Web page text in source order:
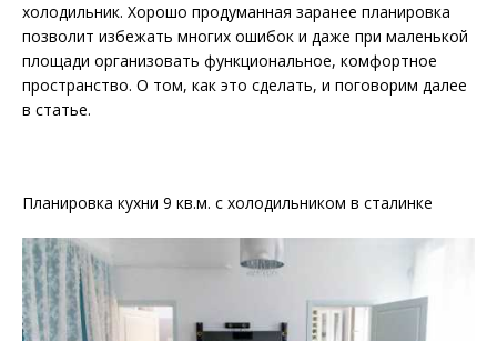
холодильник. Хорошо продуманная заранее планировка
позволит избежать многих ошибок и даже при маленькой
площади организовать функциональное, комфортное
пространство. О том, как это сделать, и поговорим далее
в статье.
Планировка кухни 9 кв.м. с холодильником в сталинке